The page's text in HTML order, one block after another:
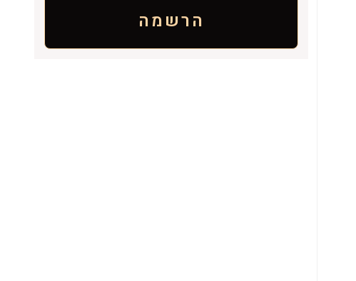
הרשמה